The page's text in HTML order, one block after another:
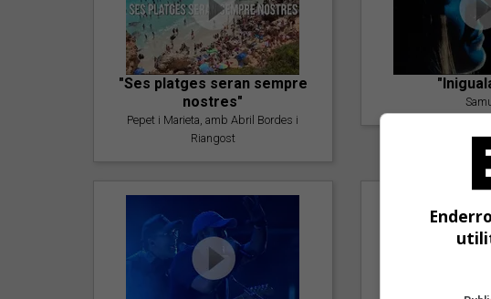
"Ses platges seran sempre
nostres"
Pepet i Marieta, amb Abril Bordes i
Riangost